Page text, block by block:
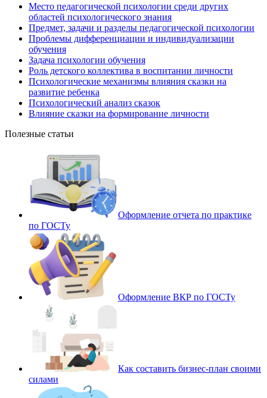
Место педагогической психологии среди других
областей психологического знания
Предмет, задачи и разделы педагогической психологии
Проблемы дифференциации и индивидуализации
обучения
Задача психологии обучения
Роль детского коллектива в воспитании личности
Психологические механизмы влияния сказки на
развитие ребенка
Психологический анализ сказок
Влияние сказки на формирование личности
Полезные статьи
Оформление отчета по практике
по ГОСТу
Оформление ВКР по ГОСТу
Как составить бизнес-план своими
силами